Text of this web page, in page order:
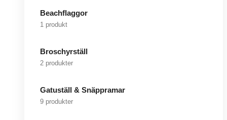
Beachflaggor
1 produkt
Broschyrställ
2 produkter
Gatuställ & Snäppramar
9 produkter